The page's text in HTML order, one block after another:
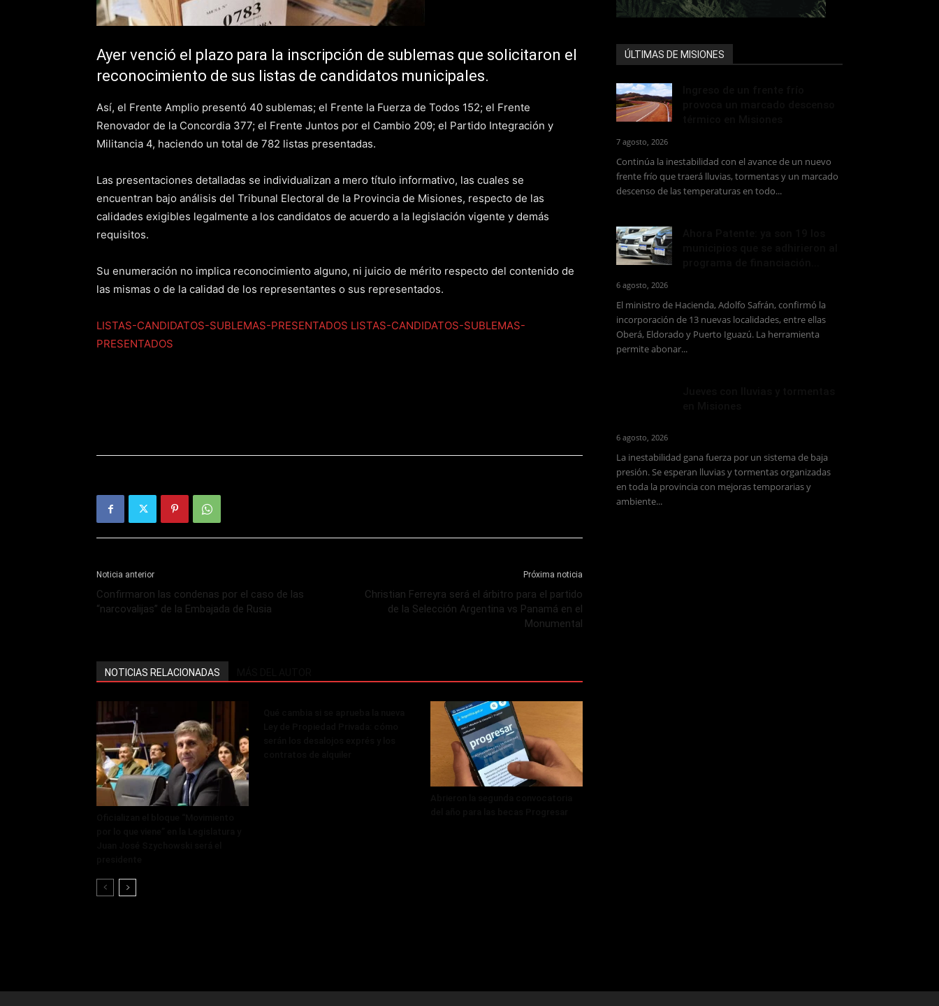
Ayer venció el plazo para la inscripción de sublemas que solicitaron el
reconocimiento de sus listas de candidatos municipales.
Así, el Frente Amplio presentó 40 sublemas; el Frente la Fuerza de Todos 152; el Frente
Renovador de la Concordia 377; el Frente Juntos por el Cambio 209; el Partido Integración y
Militancia 4, haciendo un total de 782 listas presentadas.
Las presentaciones detalladas se individualizan a mero título informativo, las cuales se
encuentran bajo análisis del Tribunal Electoral de la Provincia de Misiones, respecto de las
calidades exigibles legalmente a los candidatos de acuerdo a la legislación vigente y demás
requisitos.
Su enumeración no implica reconocimiento alguno, ni juicio de mérito respecto del contenido de
las mismas o de la calidad de los representantes o sus representados.
LISTAS-CANDIDATOS-SUBLEMAS-PRESENTADOS LISTAS-CANDIDATOS-SUBLEMAS-
PRESENTADOS
Noticia anterior
Confirmaron las condenas por el caso de las
“narcovalijas” de la Embajada de Rusia
Próxima noticia
Christian Ferreyra será el árbitro para el partido
de la Selección Argentina vs Panamá en el
Monumental
NOTICIAS RELACIONADAS
ÚLTIMAS DE MISIONES
7 agosto, 2026
Continúa la inestabilidad con el avance de un nuevo
frente frío que traerá lluvias, tormentas y un marcado
descenso de las temperaturas en todo...
6 agosto, 2026
El ministro de Hacienda, Adolfo Safrán, confirmó la
incorporación de 13 nuevas localidades, entre ellas
Oberá, Eldorado y Puerto Iguazú. La herramienta
permite abonar...
6 agosto, 2026
La inestabilidad gana fuerza por un sistema de baja
presión. Se esperan lluvias y tormentas organizadas
en toda la provincia con mejoras temporarias y
ambiente...